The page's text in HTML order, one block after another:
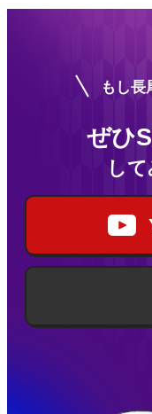
もし長
ぜひ
し